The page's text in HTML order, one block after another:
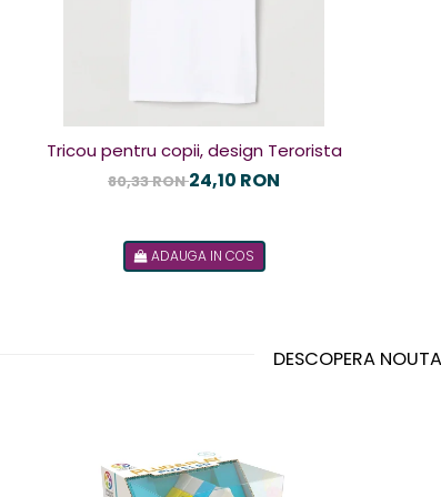
Tricou pentru copii, design Terorista
80,33 RON24,10 RON
ADAUGA IN COS
DESCOPERA